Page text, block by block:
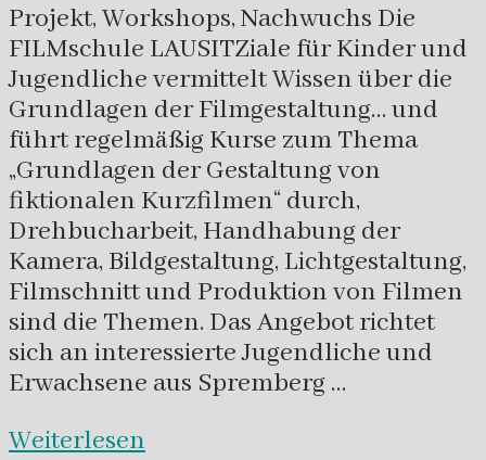
Projekt, Workshops, Nachwuchs Die
FILMschule LAUSITZiale für Kinder und
Jugendliche vermittelt Wissen über die
Grundlagen der Filmgestaltung… und
führt regelmäßig Kurse zum Thema
„Grundlagen der Gestaltung von
fiktionalen Kurzfilmen“ durch,
Drehbucharbeit, Handhabung der
Kamera, Bildgestaltung, Lichtgestaltung,
Filmschnitt und Produktion von Filmen
sind die Themen. Das Angebot richtet
sich an interessierte Jugendliche und
Erwachsene aus Spremberg …
Weiterlesen